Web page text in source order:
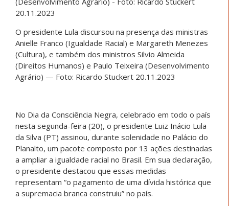
O presidente Lula discursou na presença das ministras
Anielle Franco (Igualdade Racial) e Margareth Menezes
(Cultura), e também dos ministros Silvio Almeida
(Direitos Humanos) e Paulo Teixeira (Desenvolvimento
Agrário) — Foto: Ricardo Stuckert 20.11.2023
No Dia da Consciência Negra, celebrado em todo o país
nesta segunda-feira (20), o presidente Luiz Inácio Lula
da Silva (PT) assinou, durante solenidade no Palácio do
Planalto, um pacote composto por 13 ações destinadas
a ampliar a igualdade racial no Brasil. Em sua declaração,
o presidente destacou que essas medidas
representam “o pagamento de uma dívida histórica que
a supremacia branca construiu” no país.